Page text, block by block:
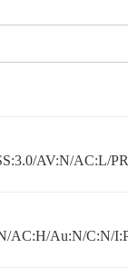
AV:N/AC:L/
AC:H/Au:N/C:N/